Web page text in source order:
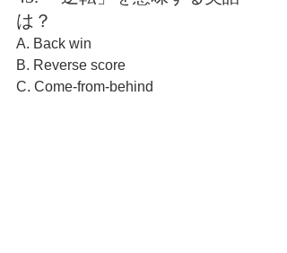
は？
A. Back win
B. Reverse score
C. Come-from-behind